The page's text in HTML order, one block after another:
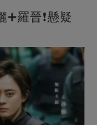
羅晉❗懸疑